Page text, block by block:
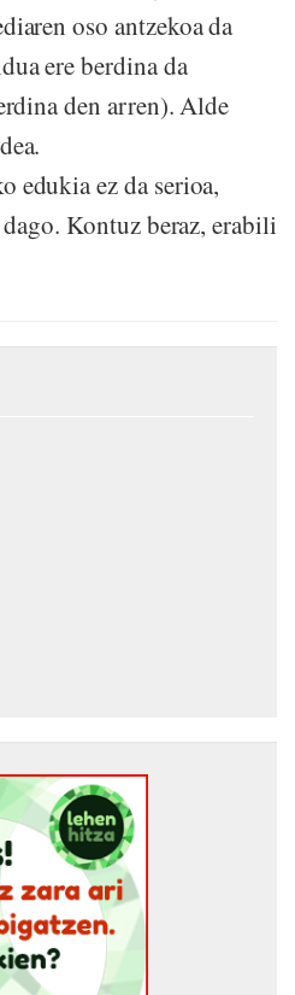
oso antzekoa da
ere berdina da
den arren). Alde
edukia ez da serioa,
Kontuz beraz, erabili